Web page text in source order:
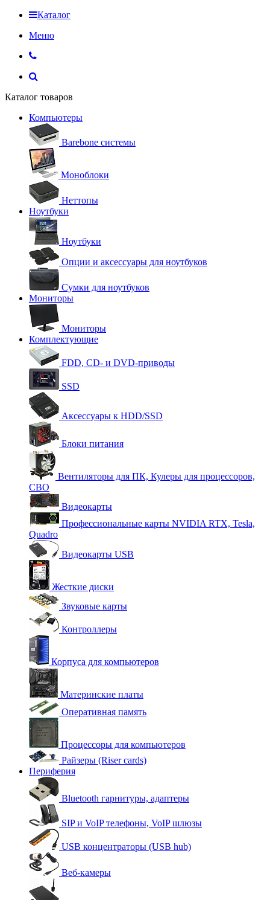
Каталог
Меню
Каталог товаров
Компьютеры
Barebone системы
Моноблоки
Неттопы
Ноутбуки
Ноутбуки
Опции и аксессуары для ноутбуков
Сумки для ноутбуков
Мониторы
Мониторы
Комплектующие
FDD, CD- и DVD-приводы
SSD
Аксессуары к HDD/SSD
Блоки питания
Вентиляторы для ПК, Кулеры для процессоров,
СВО
Видеокарты
Профессиональные карты NVIDIA RTX, Tesla,
Quadro
Видеокарты USB
Жесткие диски
Звуковые карты
Контроллеры
Корпуса для компьютеров
Материнские платы
Оперативная память
Процессоры для компьютеров
Райзеры (Riser cards)
Периферия
Bluetooth гарнитуры, адаптеры
SIP и VoIP телефоны, VoIP шлюзы
USB концентраторы (USB hub)
Веб-камеры